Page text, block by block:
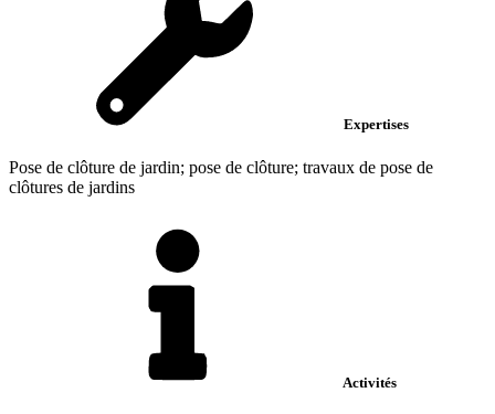
Expertises
Pose de clôture de jardin; pose de clôture; travaux de pose de
clôtures de jardins
Activités